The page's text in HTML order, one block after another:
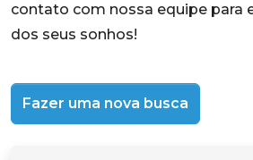
contato com nossa equipe para
dos seus sonhos!
Fazer uma nova busca